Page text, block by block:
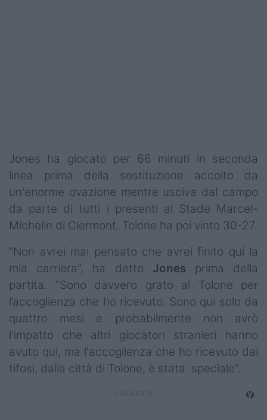
Jones ha giocato per 66 minuti in seconda
linea prima della sostituzione accolto da
un'enorme ovazione mentre usciva dal campo
da parte di tutti i presenti al Stade Marcel-
Michelin di Clermont. Tolone ha poi vinto 30-27.
"Non avrei mai pensato che avrei finito qui la
mia carriera", ha detto Jonesprima della
partita. “Sono davvero grato al Tolone per
l’accoglienza che ho ricevuto. Sono qui solo da
quattro mesi e probabilmente non avrò
l'impatto che altri giocatori stranieri hanno
avuto qui, ma l'accoglienza che ho ricevuto dai
tifosi, dalla città di Tolone, è stata speciale".